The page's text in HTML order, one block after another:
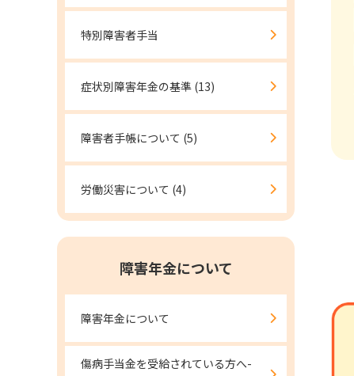
特別障害者手当
症状別障害年金の基準 (13)
障害者手帳について (5)
労働災害について (4)
障害年金について
障害年金について
傷病手当金を受給されている方へ-